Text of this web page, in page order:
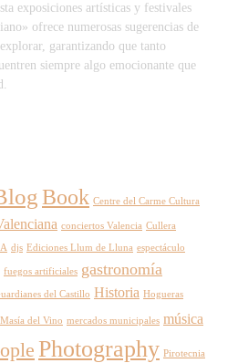
exposiciones artísticas y festivales
ofrece numerosas sugerencias de
garantizando que tanto
siempre algo emocionante que
Book Centre del Carme Cultura
conciertos Valencia Cullera
djs Ediciones Llum de Lluna espectáculo
fuegos artificiales gastronomía
del Castillo Historia Hogueras
Masía del Vino mercados municipales música
Photography Pirotecnia